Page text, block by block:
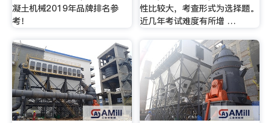
凝土机械2019年品牌排名参
考！
性比较大，考查形式为选择题。
近几年考试难度有所增 …